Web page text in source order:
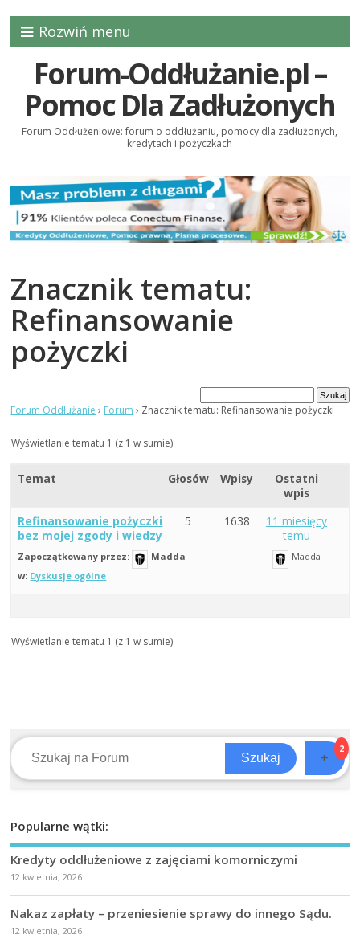
Rozwiń menu
Forum-Oddłużanie.pl –
Pomoc Dla Zadłużonych
Forum Oddłużeniowe: forum o oddłużaniu, pomocy dla zadłużonych,
kredytach i pożyczkach
Znacznik tematu:
Refinansowanie
pożyczki
Forum Oddłużanie › Forum › Znacznik tematu: Refinansowanie pożyczki
Wyświetlanie tematu 1 (z 1 w sumie)
Temat Głosów Wpisy
Ostatni
wpis
Refinansowanie pożyczki
bez mojej zgody i wiedzy
Zapoczątkowany przez:
Madda
w: Dyskusje ogólne
5 1638
11 miesięcy
temu
Madda
Wyświetlanie tematu 1 (z 1 w sumie)
Szukaj +
2
Popularne wątki:
Kredyty oddłużeniowe z zajęciami komorniczymi
12 kwietnia, 2026
Nakaz zapłaty – przeniesienie sprawy do innego Sądu.
12 kwietnia, 2026